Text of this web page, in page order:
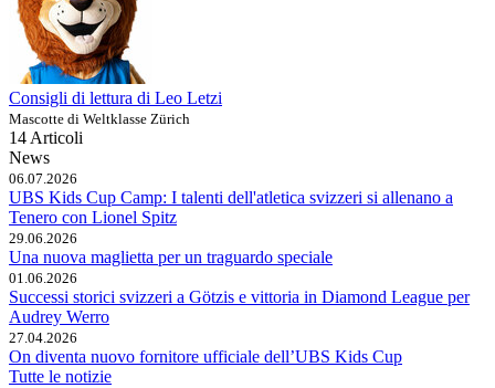
Consigli di lettura di Leo Letzi
Mascotte di Weltklasse Zürich
14 Articoli
News
06.07.2026
UBS Kids Cup Camp: I talenti dell'atletica svizzeri si allenano a
Tenero con Lionel Spitz
29.06.2026
Una nuova maglietta per un traguardo speciale
01.06.2026
Successi storici svizzeri a Götzis e vittoria in Diamond League per
Audrey Werro
27.04.2026
On diventa nuovo fornitore ufficiale dell’UBS Kids Cup
Tutte le notizie